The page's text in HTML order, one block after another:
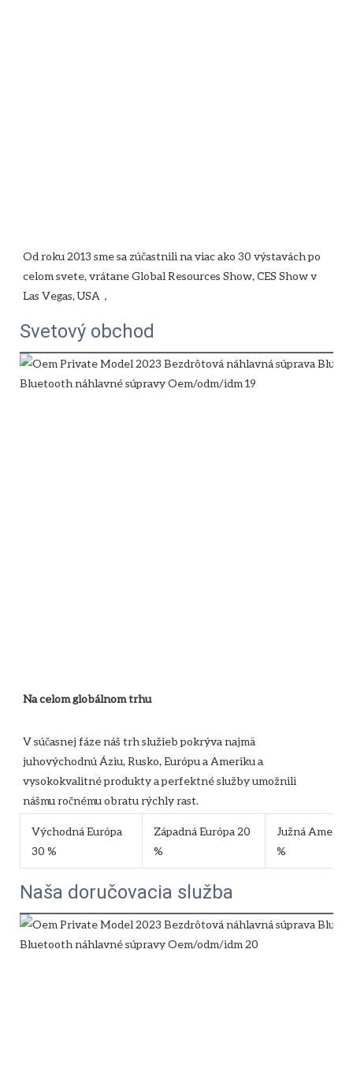
Od roku 2013 sme sa zúčastnili na viac ako 30 výstavách po
celom svete, vrátane Global Resources Show, CES Show v
Svetový obchod
V súčasnej fáze náš trh služieb pokrýva najmä
juhovýchodnú Áziu, Rusko, Európu a Ameriku a
vysokokvalitné produkty a perfektné služby umožnili
Východná Európa
30 %
Západná Európa 20
%
Južná Amerika
%
Naša doručovacia služba